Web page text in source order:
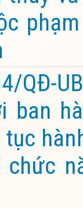
QĐ-
ban